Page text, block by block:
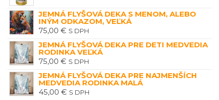
JEMNÁ FLYŠOVÁ DEKA S MENOM, ALEBO
INÝM ODKAZOM, VEĽKÁ
75,00 € S DPH
JEMNÁ FLYŠOVÁ DEKA PRE DETI MEDVEDIA
RODINKA VEĽKÁ
75,00 € S DPH
JEMNÁ FLYŠOVÁ DEKA PRE NAJMENŠÍCH
MEDVEDIA RODINKA MALÁ
45,00 € S DPH